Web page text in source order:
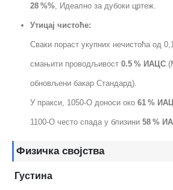
28 %%, Идеално за дубоки цртеж.
Утицај чистоће:
Сваки пораст укупних нечистоћа од
смањити проводљивост 0.5 % ИАЦС
обновљени бакар Стандард).
У пракси, 1050-О доноси око 61 %
1100-О често спада у близини 58 %
Физичка својства
Густина